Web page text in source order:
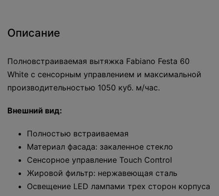
Описание
Полновстраиваемая вытяжка Fabiano Festa 60
White с сенсорным управлением и максимальной
производительностью 1050 куб. м/час.
Внешний вид:
Полностью встраиваемая
Материал фасада: закаленное стекло
Сенсорное управление Touch Coпtrol
Жировой фильтр: нержавеющая сталь
Освещение LED лампами трех сторон корпуса